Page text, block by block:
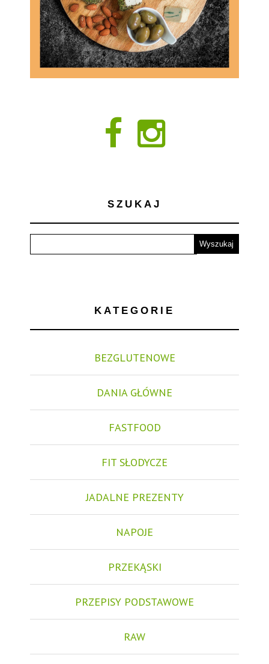
SZUKAJ
KATEGORIE
BEZGLUTENOWE
DANIA GŁÓWNE
FASTFOOD
FIT SŁODYCZE
JADALNE PREZENTY
NAPOJE
PRZEKĄSKI
PRZEPISY PODSTAWOWE
RAW